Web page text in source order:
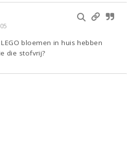
bloemen in huis hebben
die stofvrij?